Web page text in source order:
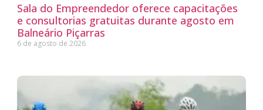
Sala do Empreendedor oferece capacitações
e consultorias gratuitas durante agosto em
Balneário Piçarras
6 de agosto de 2026